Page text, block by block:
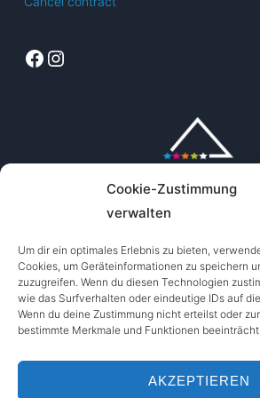
Cookie-Zustimmung
verwalten
Um dir ein optimales Erlebnis zu bieten,
Cookies, um Geräteinformationen zu speichern
zuzugreifen. Wenn du diesen Technologien
wie das Surfverhalten oder eindeutige IDs auf
Wenn du deine Zustimmung nicht erteilst oder
bestimmte Merkmale und Funktionen
AKZEPTIEREN
Facebook
Instagram